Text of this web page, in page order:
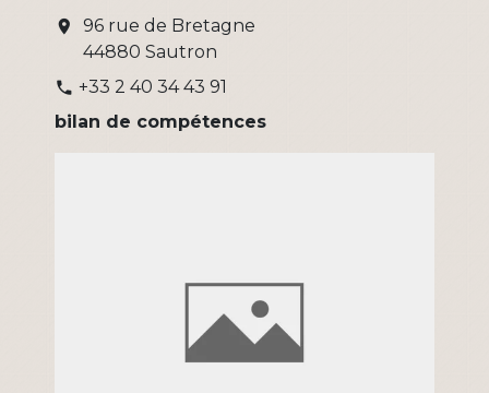
location_on
96 rue de Bretagne
44880 Sautron
phone +33 2 40 34 43 91
bilan de compétences